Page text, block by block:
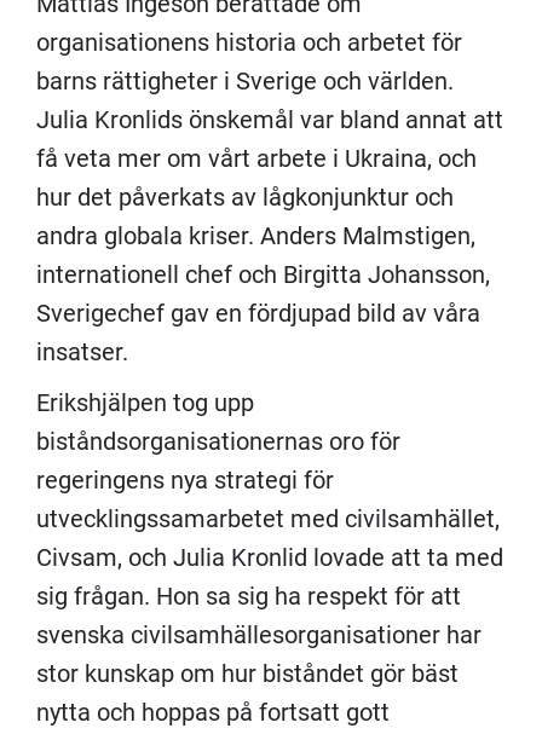
organisationens historia och arbetet för
barns rättigheter i Sverige och världen.
Julia Kronlids önskemål var bland annat att
få veta mer om vårt arbete i Ukraina, och
hur det påverkats av lågkonjunktur och
andra globala kriser. Anders Malmstigen,
internationell chef och Birgitta Johansson,
Sverigechef gav en fördjupad bild av våra
insatser.
Erikshjälpen tog upp
biståndsorganisationernas oro för
regeringens nya strategi för
utvecklingssamarbetet med civilsamhället,
Civsam, och Julia Kronlid lovade att ta med
sig frågan. Hon sa sig ha respekt för att
svenska civilsamhällesorganisationer har
stor kunskap om hur biståndet gör bäst
nytta och hoppas på fortsatt gott